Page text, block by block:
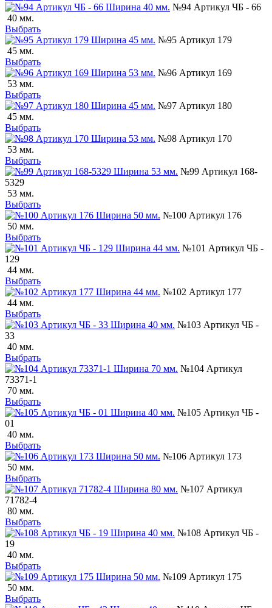
№94 Артикул ЧБ - 66
40 мм.
Выбрать
№95 Артикул 179
45 мм.
Выбрать
№96 Артикул 169
53 мм.
Выбрать
№97 Артикул 180
45 мм.
Выбрать
№98 Артикул 170
53 мм.
Выбрать
№99 Артикул 168-
5329
53 мм.
Выбрать
№100 Артикул 176
50 мм.
Выбрать
№101 Артикул ЧБ -
129
44 мм.
Выбрать
№102 Артикул 177
44 мм.
Выбрать
№103 Артикул ЧБ -
33
40 мм.
Выбрать
№104 Артикул
73371-1
70 мм.
Выбрать
№105 Артикул ЧБ -
01
40 мм.
Выбрать
№106 Артикул 173
50 мм.
Выбрать
№107 Артикул
71782-4
80 мм.
Выбрать
№108 Артикул ЧБ -
19
40 мм.
Выбрать
№109 Артикул 175
50 мм.
Выбрать